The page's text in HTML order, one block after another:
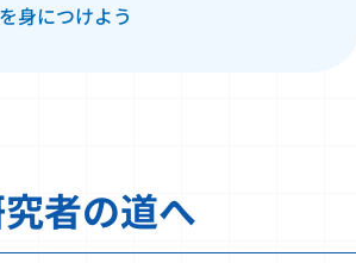
身につけよう
者の道へ